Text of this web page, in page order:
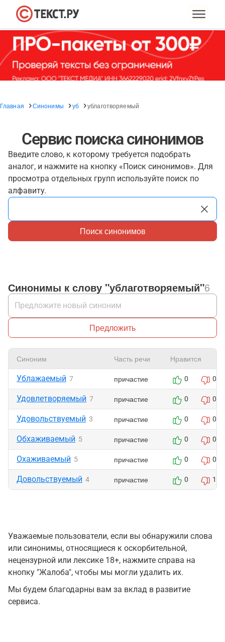
Главная Синонимы уб ублаготворяемый
Сервис поиска синонимов
Введите слово, к которому требуется подобрать
аналог, и нажмите на кнопку «Поиск синонимов». Для
просмотра отдельных групп используйте поиск по
алфавиту.
Поиск синонимов
Синонимы к слову "ублаготворяемый"6
Предложить
Синоним Часть речи Нравится
Ублажаемый 7 причастие 0 0
Удовлетворяемый 7 причастие 0 0
Удовольствуемый 3 причастие 0 0
Обхаживаемый 5 причастие 0 0
Охаживаемый 5 причастие 0 0
Довольствуемый 4 причастие 0 1
Уважаемые пользователи, если вы обнаружили слова
или синонимы, относящиеся к оскорбительной,
нецензурной или лексике 18+, нажмите справа на
кнопку "Жалоба", чтобы мы могли удалить их.
Мы будем благодарны вам за вклад в развитие
сервиса.